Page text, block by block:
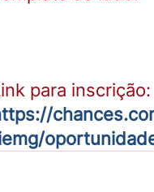
para inscrição: